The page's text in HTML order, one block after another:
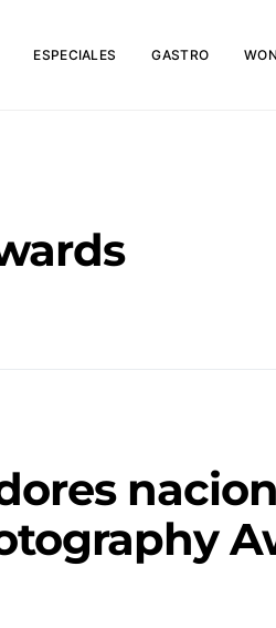
ESPECIALES GASTRO